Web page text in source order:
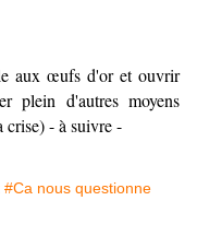
aux œufs d'or et ouvrir
plein d'autres moyens
crise) - à suivre -
#Ca nous questionne